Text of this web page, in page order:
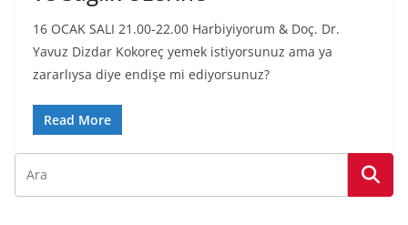
16 OCAK SALI 21.00-22.00 Harbiyiyorum & Doç. Dr.
Yavuz Dizdar Kokoreç yemek istiyorsunuz ama ya
zararlıysa diye endişe mi ediyorsunuz?
Read More